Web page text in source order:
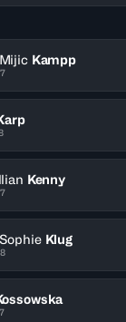
Kampp
Kenny
Klug